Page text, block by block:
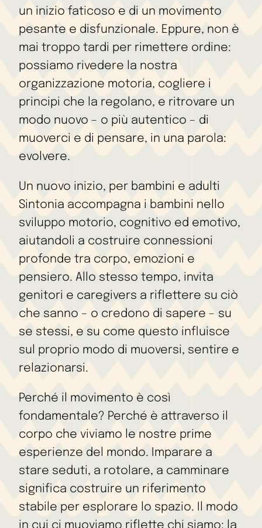
un inizio faticoso e di un movimento
pesante e disfunzionale. Eppure, non è
mai troppo tardi per rimettere ordine:
possiamo rivedere la nostra
organizzazione motoria, cogliere i
principi che la regolano, e ritrovare un
modo nuovo – o più autentico – di
muoverci e di pensare, in una parola:
evolvere.
Un nuovo inizio, per bambini e adulti
Sintonia accompagna i bambini nello
sviluppo motorio, cognitivo ed emotivo,
aiutandoli a costruire connessioni
profonde tra corpo, emozioni e
pensiero. Allo stesso tempo, invita
genitori e caregivers a riflettere su ciò
che sanno – o credono di sapere – su
se stessi, e su come questo influisce
sul proprio modo di muoversi, sentire e
relazionarsi.
Perché il movimento è così
fondamentale? Perché è attraverso il
corpo che viviamo le nostre prime
esperienze del mondo. Imparare a
stare seduti, a rotolare, a camminare
significa costruire un riferimento
stabile per esplorare lo spazio. Il modo
in cui ci muoviamo riflette chi siamo: la